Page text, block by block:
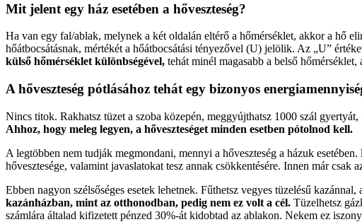
Mit jelent egy ház esetében a hőveszteség?
Ha van egy fal/ablak, melynek a két oldalán eltérő a hőmérséklet, akkor a hő
hőátbocsátásnak, mértékét a hőátbocsátási tényezővel (U) jelölik. Az „U”
külső hőmérséklet különbségével, tehát minél magasabb a belső
A hőveszteség pótlásához tehát egy bizonyos
Nincs titok. Rakhatsz tüzet a szoba közepén, meggyújthatsz 1000 szál
Ahhoz, hogy meleg legyen, a hőveszteséget minden esetben pótolnod kell.
A legtöbben nem tudják megmondani, mennyi a hőveszteség a házuk esetében.
hővesztesége, valamint javaslatokat tesz annak csökkentésére. Innen már
Ebben nagyon szélsőséges esetek lehetnek. Fűthetsz vegyes tüzelésű
kazánházban, mint az otthonodban, pedig nem ez volt a cél. Tüzelhetsz
számlára általad kifizetett pénzed 30%-át kidobtad az ablakon. Nekem ez